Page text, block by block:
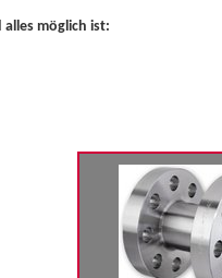
möglich ist: